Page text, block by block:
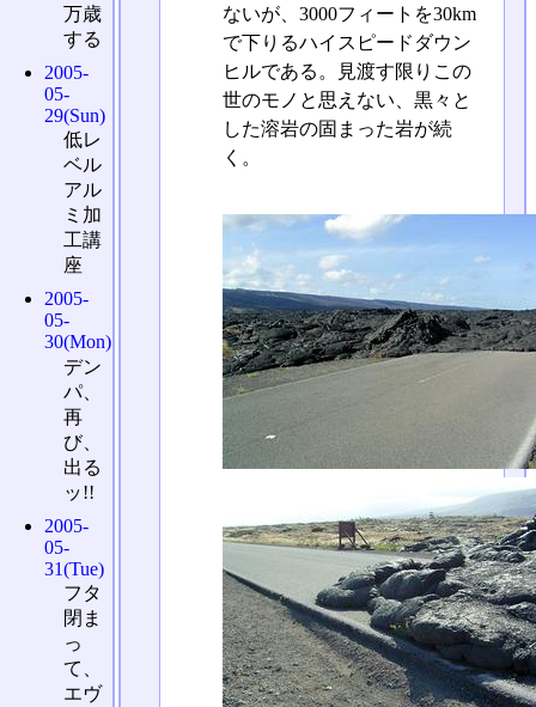
ないが、3000フィートを30km
で下りるハイスピードダウン
ヒルである。見渡す限りこの
世のモノと思えない、黒々と
した溶岩の固まった岩が続
く。
万歳
する
2005-
05-
29(Sun)
低レ
ベル
アル
ミ加
工講
座
2005-
05-
30(Mon)
デン
パ、
再
び、
出る
ッ!!
2005-
05-
31(Tue)
フタ
閉ま
っ
て、
エヴ